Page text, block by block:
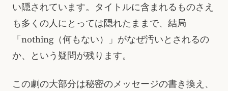
い隠されています。タイトルに含まれるものさえ
も多くの人にとっては隠れたままで、結局
「nothing（何もない）」がなぜ汚いとされるの
か、という疑問が残ります。
この劇の大部分は秘密のメッセージの書き換え、